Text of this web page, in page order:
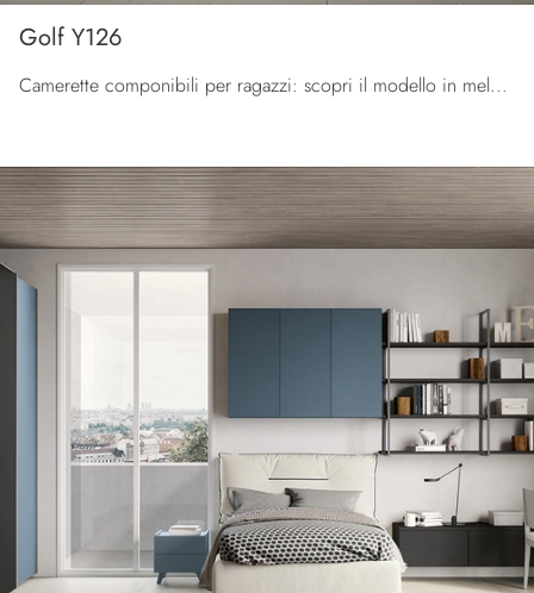
Golf Y126
Camerette componibili per ragazzi: scopri il modello in melaminico Golf Y126 di Colombini Casa per stanzette moderne.